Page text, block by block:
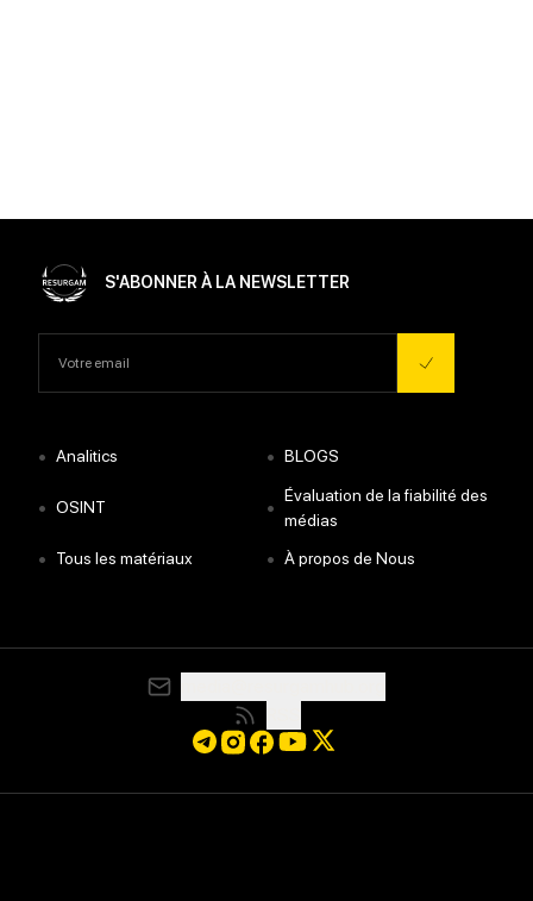
S'ABONNER À LA NEWSLETTER
• Analitics • BLOGS
• OSINT •
Évaluation de la fiabilité des
médias
• Tous les matériaux • À propos de Nous